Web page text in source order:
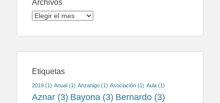
Archivos
Archivos
Etiquetas
2019 (1) Anual (1) Anzanigo (1) Asociación (1) Aula (1)
Aznar (3) Bayona (3) Bernardo (3)